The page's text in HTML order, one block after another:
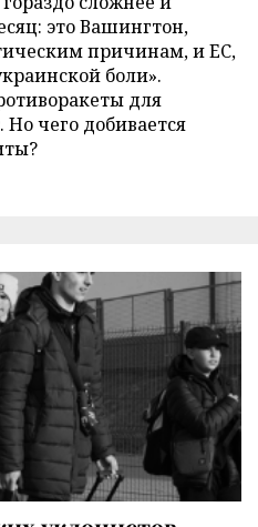
это Вашингтон,
причинам, и ЕС,
боли».
для
Но чего добивается